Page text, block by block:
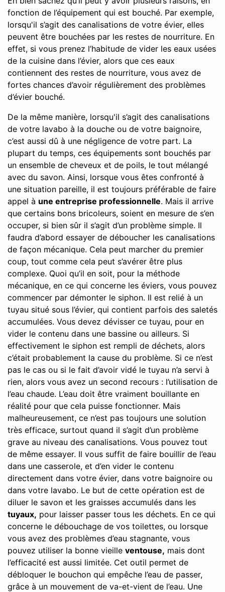
fonction de l’équipement qui est bouché. Par exemple,
lorsqu'il s’agit des canalisations de votre évier, elles
peuvent être bouchées par les restes de nourriture. En
effet, si vous prenez l’habitude de vider les eaux usées
de la cuisine dans l’évier, alors que ces eaux
contiennent des restes de nourriture, vous avez de
fortes chances d’avoir régulièrement des problèmes
d’évier bouché.
De la même manière, lorsqu'il s’agit des canalisations
de votre lavabo à la douche ou de votre baignoire,
c’est aussi dû à une négligence de votre part. La
plupart du temps, ces équipements sont bouchés par
un ensemble de cheveux et de poils, le tout mélangé
avec du savon. Ainsi, lorsque vous êtes confronté à
une situation pareille, il est toujours préférable de faire
appel à une entreprise professionnelle. Mais il arrive
que certains bons bricoleurs, soient en mesure de s’en
occuper, si bien sûr il s’agit d’un problème simple. Il
faudra d’abord essayer de déboucher les canalisations
de façon mécanique. Cela peut marcher du premier
coup, tout comme cela peut s’avérer être plus
complexe. Quoi qu’il en soit, pour la méthode
mécanique, en ce qui concerne les éviers, vous pouvez
commencer par démonter le siphon. Il est relié à un
tuyau situé sous l’évier, qui contient parfois des saletés
accumulées. Vous devez dévisser ce tuyau, pour en
vider le contenu dans une bassine ou ailleurs. Si
effectivement le siphon est rempli de déchets, alors
c’était probablement la cause du problème. Si ce n’est
pas le cas ou si le fait d’avoir vidé le tuyau n’a servi à
rien, alors vous avez un second recours : l’utilisation de
l’eau chaude. L’eau doit être vraiment bouillante en
réalité pour que cela puisse fonctionner. Mais
malheureusement, ce n’est pas toujours une solution
très efficace, surtout quand il s’agit d’un problème
grave au niveau des canalisations. Vous pouvez tout
de même essayer. Il vous suffit de faire bouillir de l’eau
dans une casserole, et d’en vider le contenu
directement dans votre évier, dans votre baignoire ou
dans votre lavabo. Le but de cette opération est de
diluer le savon et les graisses accumulés dans les
tuyaux, pour laisser passer tous les déchets. En ce qui
concerne le débouchage de vos toilettes, ou lorsque
vous avez des problèmes d’eau stagnante, vous
pouvez utiliser la bonne vieille ventouse, mais dont
l’efficacité est aussi limitée. Cet outil permet de
débloquer le bouchon qui empêche l’eau de passer,
grâce à un mouvement de va-et-vient de l’eau. Une